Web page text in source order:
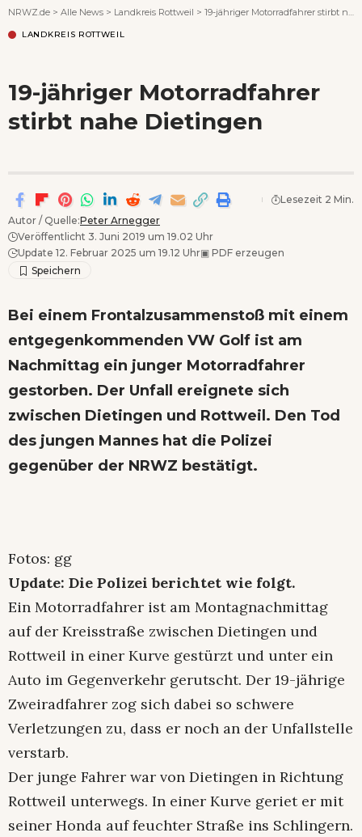
NRWZ.de > Alle News > Landkreis Rottweil > 19-jähriger Motorradfahrer stirbt nahe Dietingen
LANDKREIS ROTTWEIL
19-jähriger Motorradfahrer
stirbt nahe Dietingen
Autor / Quelle:Peter Arnegger
Veröffentlicht 3. Juni 2019 um 19.02 Uhr
Update 12. Februar 2025 um 19.12 Uhr▣ PDF erzeugen
Lesezeit 2 Min.
Bei einem Frontalzusammenstoß mit einem
entgegenkommenden VW Golf ist am
Nachmittag ein junger Motorradfahrer
gestorben. Der Unfall ereignete sich
zwischen Dietingen und Rottweil. Den Tod
des jungen Mannes hat die Polizei
gegenüber der NRWZ bestätigt.
Fotos: gg
Update: Die Polizei berichtet wie folgt.
Ein Motorradfahrer ist am Montagnachmittag
auf der Kreisstraße zwischen Dietingen und
Rottweil in einer Kurve gestürzt und unter ein
Auto im Gegenverkehr gerutscht. Der 19-jährige
Zweiradfahrer zog sich dabei so schwere
Verletzungen zu, dass er noch an der Unfallstelle
verstarb.
Der junge Fahrer war von Dietingen in Richtung
Rottweil unterwegs. In einer Kurve geriet er mit
seiner Honda auf feuchter Straße ins Schlingern.